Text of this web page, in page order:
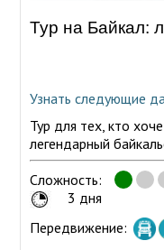
Тур на Байкал:
Узнать следующие
Тур для тех, кто
легендарный
Сложность:
3 дня
Передвижение: